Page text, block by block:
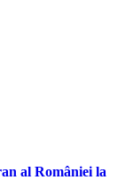
al României la